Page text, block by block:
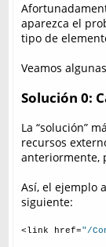
aparezca el
tipo de
Veamos
Solución 0:
La “solución”
recursos
anteriormente,
Así, el ejemplo
siguiente:
<link href="/